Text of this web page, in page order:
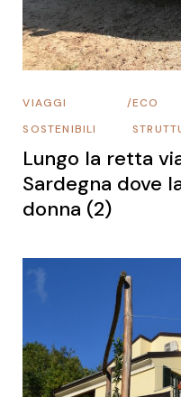
ECO
/
VIAGGI
SOSTENIBILI
Lungo la retta
Sardegna dove
donna (2)